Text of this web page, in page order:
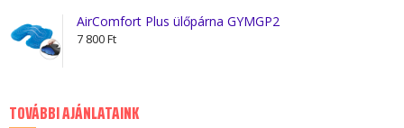
AirComfort Plus ülőpárna GYMGP2
7 800Ft
TOVÁBBI AJÁNLATAINK